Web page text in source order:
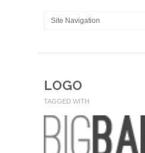
LOGO
TAGGED WITH